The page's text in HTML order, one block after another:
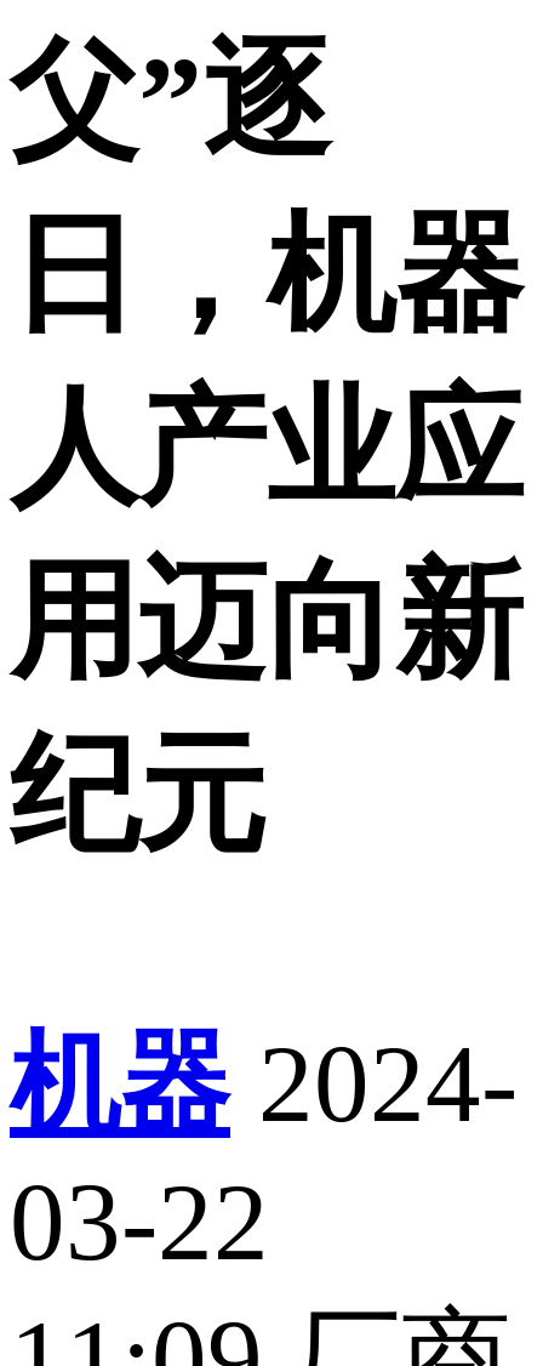
父”逐
日，机器
人产业应
用迈向新
纪元
机器 2024-
03-22